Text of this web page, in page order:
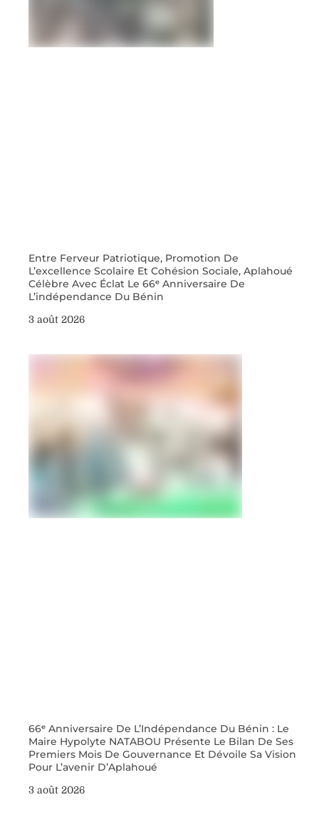
Entre Ferveur Patriotique, Promotion De
L’excellence Scolaire Et Cohésion Sociale, Aplahoué
Célèbre Avec Éclat Le 66ᵉ Anniversaire De
L’indépendance Du Bénin
3 août 2026
66ᵉ Anniversaire De L’Indépendance Du Bénin : Le
Maire Hypolyte NATABOU Présente Le Bilan De Ses
Premiers Mois De Gouvernance Et Dévoile Sa Vision
Pour L’avenir D’Aplahoué
3 août 2026